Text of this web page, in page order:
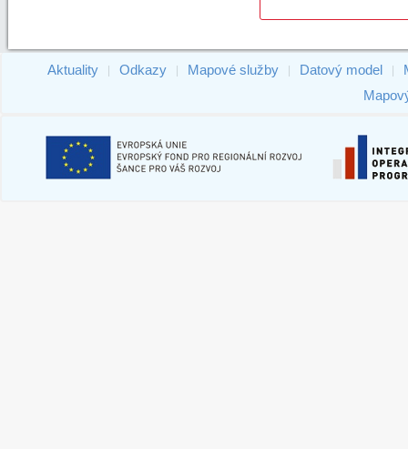
Aktuality Odkazy Mapové služby Datový model